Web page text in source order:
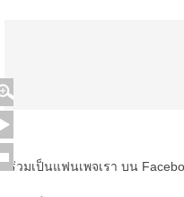
ร่วมเป็นแฟนเพจเรา บน